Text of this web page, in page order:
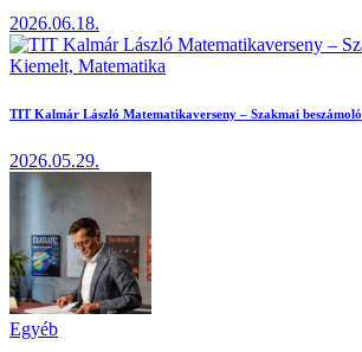
2026.06.18.
Kiemelt, Matematika
TIT Kalmár László Matematikaverseny – Szakmai beszámoló
2026.05.29.
Egyéb